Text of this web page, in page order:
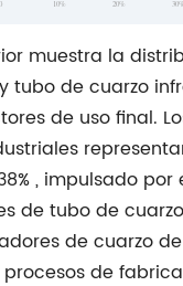
0 10% 20% 30%
muestra la
ytubo de cuarzo
de uso final.
, impulsado por
de tubo de
de cuarzo
de